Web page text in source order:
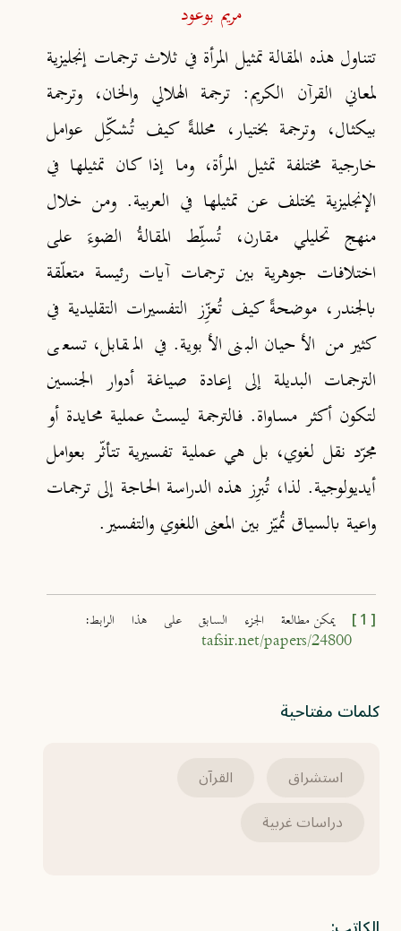
مريم بوعود
تتناول هذه المقالة تمثيل المرأة في ثلاث ترجمات إنجليزية
لمعاني القرآن الكريم: ترجمة الهلالي والخان، وترجمة
بيكثال، وترجمة بختيار، محللةً كيف تُشكِّل عوامل
خارجية مختلفة تمثيل المرأة، وما إذا كان تمثيلها في
الإنجليزية يختلف عن تمثيلها في العربية. ومن خلال
منهج تحليلي مقارن، تُسلِّط المقالةُ الضوءَ على
اختلافات جوهرية بين ترجمات آيات رئيسة متعلّقة
بالجندر، موضحةً كيف تُعزِّز التفسيرات التقليدية في
كثير من الأحيان البنى الأبوية. في المقابل، تسعى
الترجمات البديلة إلى إعادة صياغة أدوار الجنسين
لتكون أكثر مساواة. فالترجمة ليستْ عملية محايدة أو
مجرّد نقل لغوي، بل هي عملية تفسيرية تتأثّر بعوامل
أيديولوجية. لذا، تُبرِز هذه الدراسة الحاجة إلى ترجمات
واعية بالسياق تُميّز بين المعنى اللغوي والتفسير.
يمكن مطالعة الجزء السابق على هذا الرابط:
tafsir.net/papers/24800
كلمات مفتاحية
استشراق
القرآن
دراسات غربية